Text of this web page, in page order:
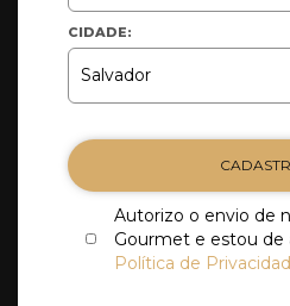
CIDADE:
Autorizo o envio de
Gourmet e estou de
Política de